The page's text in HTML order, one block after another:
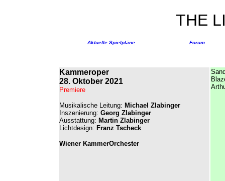
THE
Aktuelle Spielpläne Forum
Kammeroper
28. Oktober 2021
Premiere
Musikalische Leitung: Michael Zlabinger
Inszenierung: Georg Zlabinger
Ausstattung: Martin Zlabinger
Lichtdesign: Franz Tscheck
Wiener KammerOrchester